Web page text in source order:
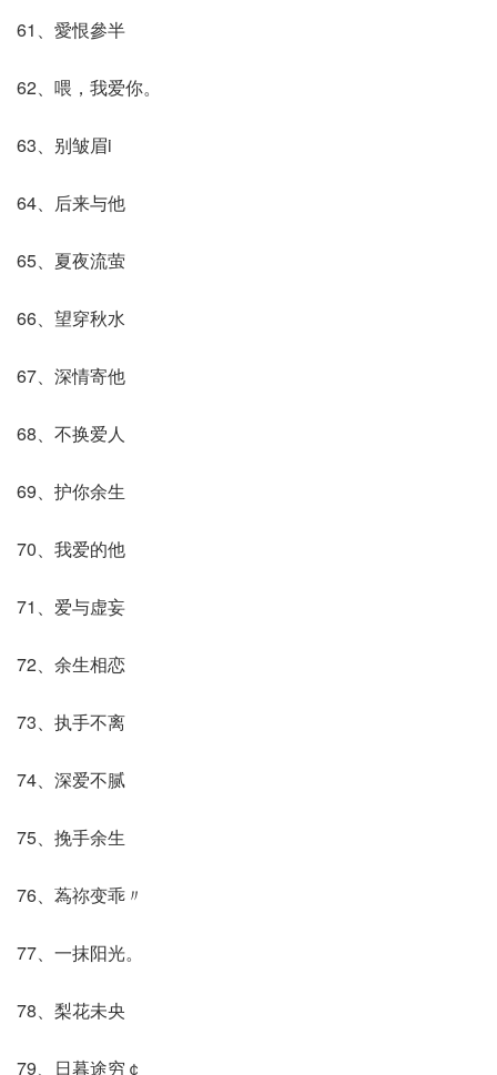
61、愛恨參半
62、喂，我爱你。
63、别皱眉i
64、后来与他
65、夏夜流萤
66、望穿秋水
67、深情寄他
68、不换爱人
69、护你余生
70、我爱的他
71、爱与虚妄
72、余生相恋
73、执手不离
74、深爱不腻
75、挽手余生
76、蒍祢变乖〃
77、一抹阳光。
78、梨花未央
79、日暮途穷￠